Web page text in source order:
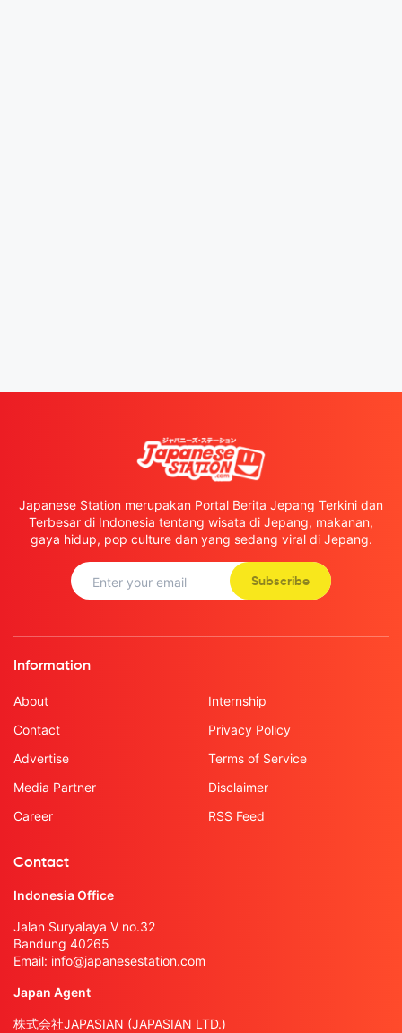
Japanese Station merupakan Portal Berita Jepang Terkini dan
Terbesar di Indonesia tentang wisata di Jepang, makanan,
gaya hidup, pop culture dan yang sedang viral di Jepang.
Subscribe
Information
About
Contact
Advertise
Media Partner
Career
Internship
Privacy Policy
Terms of Service
Disclaimer
RSS Feed
Contact
Indonesia Office
Jalan Suryalaya V no.32
Bandung 40265
Email: info@japanesestation.com
Japan Agent
株式会社JAPASIAN (JAPASIAN LTD.)